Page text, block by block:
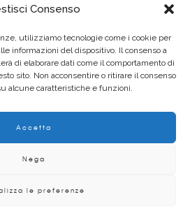
Consenso
utilizziamo tecnologie come i cookie per
informazioni del dispositivo. Il consenso a
di elaborare dati come il comportamento di
sito. Non acconsentire o ritirare il consenso
alcune caratteristiche e funzioni.
Accetta
Nega
le preferenze